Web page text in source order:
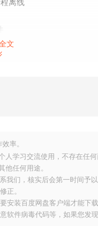
离线
文
率。
人学习交流使用，不存在任
任何用途。
们，核实后会第一时间予以
正。
安装百度网盘客户端才能下载
软件病毒代码等，如果您发